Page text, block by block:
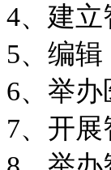
4、建立
5、编
6、举
7、开